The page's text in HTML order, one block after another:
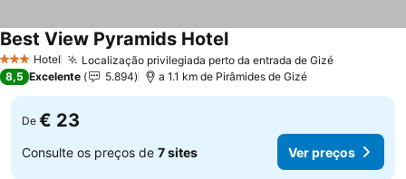
3 EstrelasHotel Localização privilegiada perto da entrada de GizéVer preços
Best View Pyramids HotelVer preços
8,5 Excelente 5.894 a 1.1 km de Pirâmides de Gizé
De € 23
Consulte os preços de 7 sites Ver preços